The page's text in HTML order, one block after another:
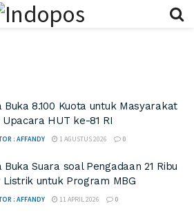
Buka 8.100 Kuota untuk Masyarakat
Upacara HUT ke-81 RI
: AFFANDY 1 AGUSTUS 2026 0
Buka Suara soal Pengadaan 21 Ribu
Listrik untuk Program MBG
: AFFANDY 11 APRIL 2026 0